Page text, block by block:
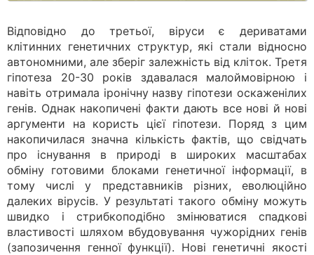
Відповідно до третьої, віруси є дериватами
клітинних генетичних структур, які стали відносно
автономними, але зберіг залежність від кліток. Третя
гіпотеза 20-30 років здавалася малоймовірною і
навіть отримала іронічну назву гіпотези оскаженілих
генів. Однак накопичені факти дають все нові й нові
аргументи на користь цієї гіпотези. Поряд з цим
накопичилася значна кількість фактів, що свідчать
про існування в природі в широких масштабах
обміну готовими блоками генетичної інформації, в
тому числі у представників різних, еволюційно
далеких вірусів. У результаті такого обміну можуть
швидко і стрибкоподібно змінюватися спадкові
властивості шляхом вбудовування чужорідних генів
(запозичення генної функції). Нові генетичні якості